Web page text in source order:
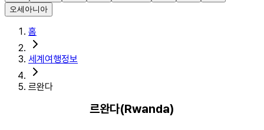
오세아니아
홈
세계여행정보
르완다
르완다(Rwanda)